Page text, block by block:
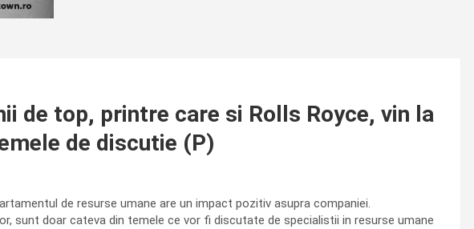
de top, printre care si Rolls Royce, vin la
de discutie (P)
de resurse umane are un impact pozitiv asupra companiei.
sunt doar cateva din temele ce vor fi discutate de specialistii in resurse umane